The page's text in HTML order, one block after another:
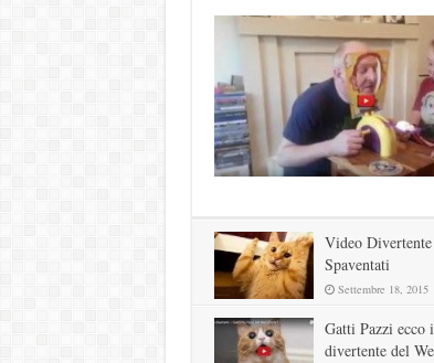
Video
Spaventati
Settembre 18, 2015
Gatti Pazzi ecco
divertente del